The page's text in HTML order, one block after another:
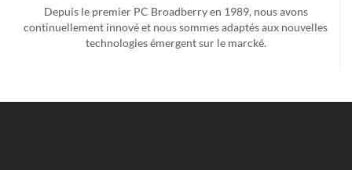
Depuis le premier PC Broadberry en 1989, nous avons
continuellement innové et nous sommes adaptés aux nouvelles
technologies émergent sur le marcké.